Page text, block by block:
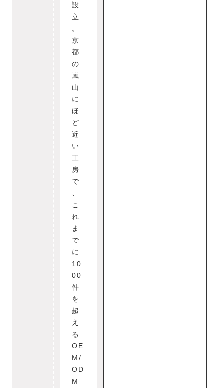
設
立
。
京
都
の
嵐
山
に
ほ
ど
近
い
工
房
で
こ
れ
ま
で
に
10
00
件
を
超
え
る
OE
M/
OD
M